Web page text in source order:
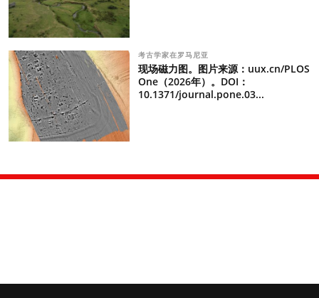
考古学家在罗马尼亚
现场磁力图。图片来源：uux.cn/PLOS
One（2026年）。DOI：
10.1371/journal.pone.03...